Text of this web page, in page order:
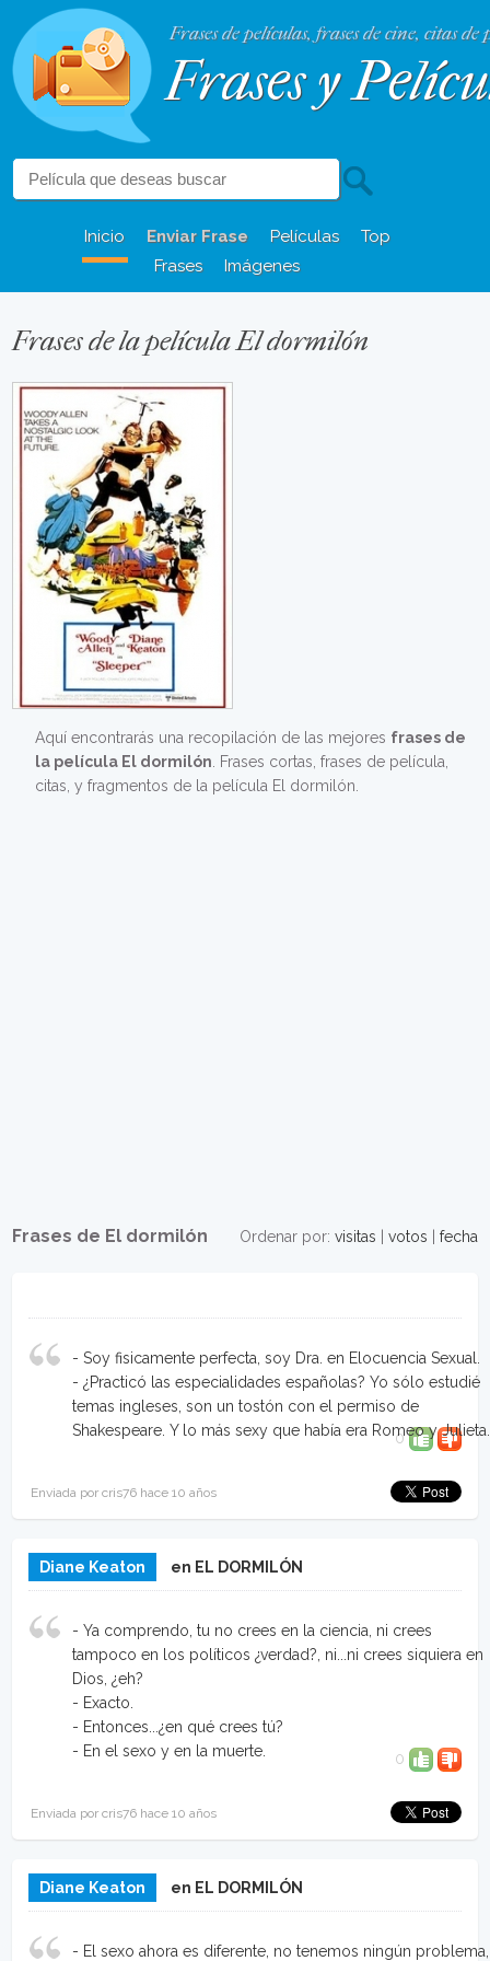
Frases de películas, frases de cine, citas de
Frases y
Inicio Enviar Frase Películas
Top
Frases
Imágenes
Frases de la película El dormilón
Aquí encontrarás una recopilación de las mejores frases de
la película El dormilón . Frases cortas, frases de película,
citas, y fragmentos de la película El dormilón.
Ordenar por: visitas votos fecha
Frases de El dormilón
- Soy fisicamente perfecta, soy Dra. en Elocuencia Sexual.
- ¿Practicó las especialidades españolas? Yo sólo estudié
temas ingleses, son un tostón con el permiso de
Shakespeare. Y lo más sexy que había era Romeo y Julieta.
0
Enviada por cris76 hace 10 años
Diane Keaton en EL DORMILÓN
- Ya comprendo, tu no crees en la ciencia, ni crees
tampoco en los políticos ¿verdad?, ni...ni crees siquiera en
Dios, ¿eh?
- Exacto.
- Entonces...¿en qué crees tú?
- En el sexo y en la muerte.
0
Enviada por cris76 hace 10 años
Diane Keaton en EL DORMILÓN
- El sexo ahora es diferente, no tenemos ningún problema,